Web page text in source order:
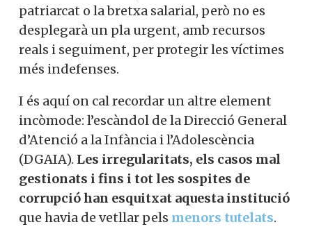
patriarcat o la bretxa salarial, però no es
desplegarà un pla urgent, amb recursos
reals i seguiment, per protegir les víctimes
més indefenses.
I és aquí on cal recordar un altre element
incòmode: l’escàndol de la Direcció General
d’Atenció a la Infància i l’Adolescència
(DGAIA). Les irregularitats, els casos mal
gestionats i fins i tot les sospites de
corrupció han esquitxat aquesta institució
que havia de vetllar pels menors tutelats.